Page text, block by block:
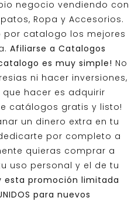
negocio vendiendo con
Ropa y Accesorios.
por catalogo los mejores
Afiliarse a Catalogos
es muy simple! No
ni hacer inversiones,
hacer es adquirir
catálogos gratis y listo!
un dinero extra en tu
por completo a
quieras comprar a
uso personal y el de tu
esta promoción limitada
para nuevos